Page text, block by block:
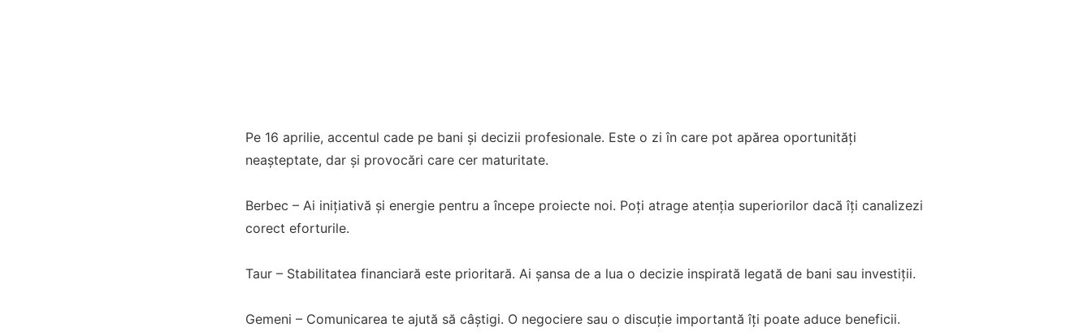
Pe 16 aprilie, accentul cade pe bani și decizii profesionale. Este o zi în care pot apărea oportunități
neașteptate, dar și provocări care cer maturitate.
Berbec – Ai inițiativă și energie pentru a începe proiecte noi. Poți atrage atenția superiorilor dacă îți canalizezi
corect eforturile.
Taur – Stabilitatea financiară este prioritară. Ai șansa de a lua o decizie inspirată legată de bani sau investiții.
Gemeni – Comunicarea te ajută să câștigi. O negociere sau o discuție importantă îți poate aduce beneficii.